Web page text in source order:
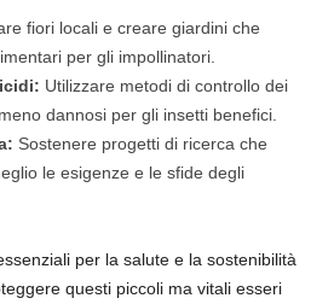
fiori locali e creare giardini che
per gli impollinatori.
Utilizzare metodi di controllo dei
dannosi per gli insetti benefici.
Sostenere progetti di ricerca che
le esigenze e le sfide degli
per la salute e la sostenibilità
questi piccoli ma vitali esseri